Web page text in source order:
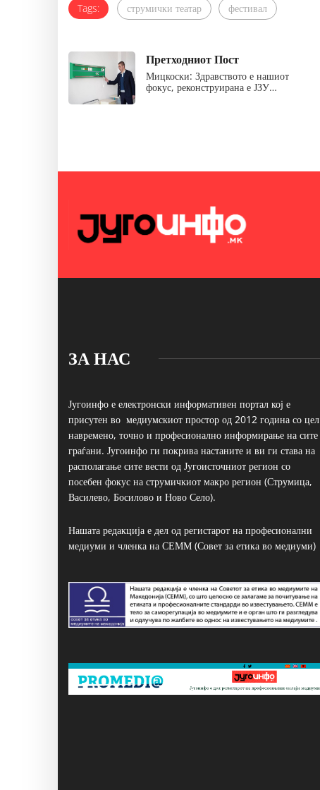
Tags: струмички театар фестивал
Претходниот Пост
Мицкоски: Здравството е нашиот
фокус, реконструирана е ЈЗУ…
ЗА НАС
Југоинфо е електронски информативен портал кој е
присутен во медиумскиот простор од 2012 година со цел
навремено, точно и професионално информирање на сите
граѓани. Југоинфо ги покрива настаните и ви ги става на
располагање сите вести од Југоисточниот регион со
посебен фокус на струмичкиот макро регион (Струмица,
Василево, Босилово и Ново Село).
Нашата редакција е дел од регистарот на професионални
медиуми и членка на СЕММ (Совет за етика во медиуми)